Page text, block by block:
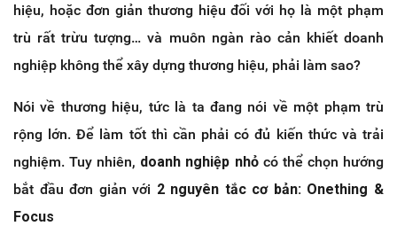
hiệu, hoặc đơn giản thương hiệu đối với họ là một phạm
trù rất trừu tượng… và muôn ngàn rào cản khiết doanh
nghiệp không thể xây dựng thương hiệu, phải làm sao?
Nói về thương hiệu, tức là ta đang nói về một phạm trù
rộng lớn. Để làm tốt thì cần phải có đủ kiến thức và trải
nghiệm. Tuy nhiên, doanh nghiệp nhỏcó thể chọn hướng
bắt đầu đơn giản với 2 nguyên tắc cơ bản: Onething &
Focus